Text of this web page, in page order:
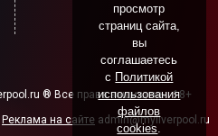
® Все права защищены. 18+
Реклама на сайте admin@myliverpool.ru
просмотр
страниц сайта,
вы
соглашаетесь
с Политикой
использования
файлов
cookies